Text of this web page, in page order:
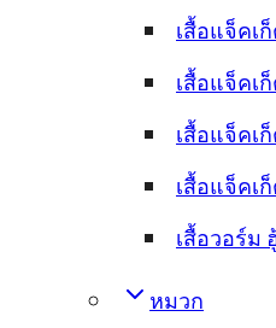
เสื้อแจ็คเ
เสื้อแจ็คเ
เสื้อแจ็คเ
เสื้อแจ็คเ
เสื้อวอร์ม
หมวก